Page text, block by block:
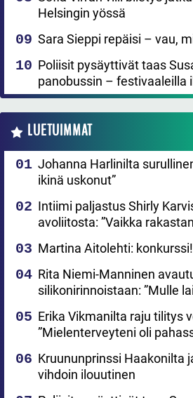
Helsingin yössä
Sara Sieppi repäisi – vau,
Poliisit pysäyttivät taas
panobussin – festivaaleilla
LUETUIMMAT
Johanna Harlinilta
ikinä uskonut”
Intiimi paljastus Shirly
avoliitosta: ”Vaikka
Martina Aitolehti: konkurssi!
Rita Niemi-Manninen
silikonirinnoistaan: ”Mulle
Erika Vikmanilta raju tilitys
”Mielenterveyteni oli
Kruununprinssi Haakonilta
vihdoin ilouutinen